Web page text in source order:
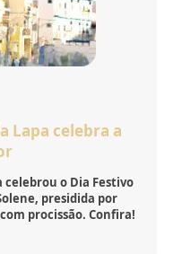
Lapa celebra a
celebrou o Dia Festivo
presidida por
procissão. Confira!